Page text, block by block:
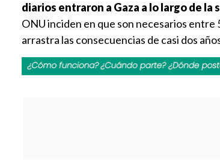
diarios entraron a Gaza a lo largo de la
ONU inciden en que son necesarios entre
arrastra las consecuencias de casi dos